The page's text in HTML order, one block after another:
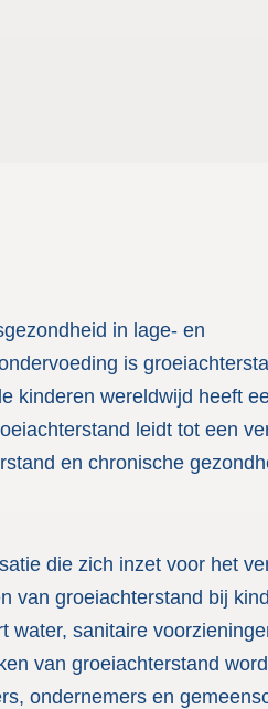
in lage- en
is
kinderen wereldwijd heeft
leidt tot een
en chronische
die zich inzet voor het
van groeiachterstand bij
water, sanitaire
van groeiachterstand
ondernemers en